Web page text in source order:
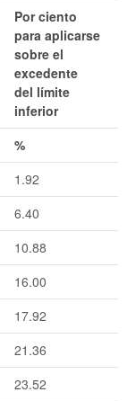
Por ciento
para aplicarse
sobre el
excedente
del límite
inferior
%
1.92
6.40
10.88
16.00
17.92
21.36
23.52